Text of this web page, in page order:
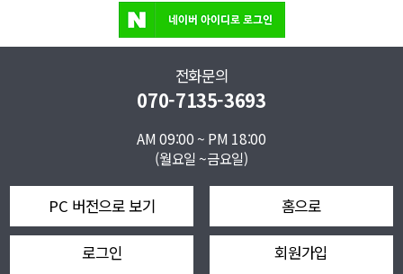
전화문의
070-7135-3693
AM 09:00 ~ PM 18:00
(월요일 ~금요일)
PC 버전으로 보기 홈으로
로그인 회원가입